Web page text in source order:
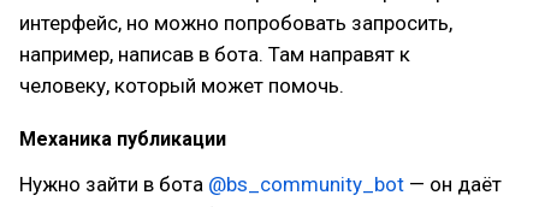
интерфейс, но можно попробовать запросить,
например, написав в бота. Там направят к
человеку, который может помочь.
Механика публикации
Нужно зайти в бота @bs_community_bot — он даёт